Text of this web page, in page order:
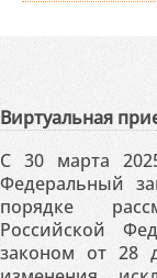
Виртуальная
С 30 марта
Федеральный
порядке
Российской
законом от 28